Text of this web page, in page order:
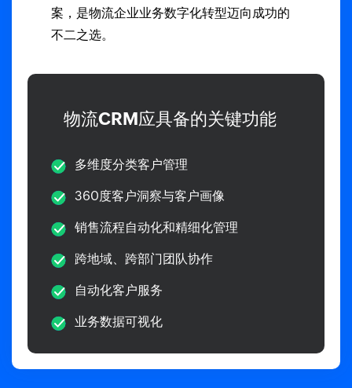
案，是物流企业业务数字化转型迈向成功的
不二之选。
物流CRM应具备的关键功能
多维度分类客户管理
360度客户洞察与客户画像
销售流程自动化和精细化管理
跨地域、跨部门团队协作
自动化客户服务
业务数据可视化